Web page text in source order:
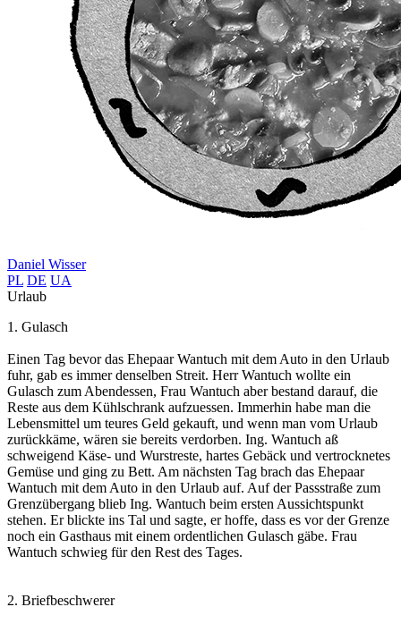
Daniel Wisser
PL DE UA
Urlaub
1. Gulasch
Einen Tag bevor das Ehepaar Wantuch mit dem Auto in den Urlaub
fuhr, gab es immer denselben Streit. Herr Wantuch wollte ein
Gulasch zum Abendessen, Frau Wantuch aber bestand darauf, die
Reste aus dem Kühlschrank aufzuessen. Immerhin habe man die
Lebensmittel um teures Geld gekauft, und wenn man vom Urlaub
zurückkäme, wären sie bereits verdorben. Ing. Wantuch aß
schweigend Käse- und Wurstreste, hartes Gebäck und vertrocknetes
Gemüse und ging zu Bett. Am nächsten Tag brach das Ehepaar
Wantuch mit dem Auto in den Urlaub auf. Auf der Passstraße zum
Grenzübergang blieb Ing. Wantuch beim ersten Aussichtspunkt
stehen. Er blickte ins Tal und sagte, er hoffe, dass es vor der Grenze
noch ein Gasthaus mit einem ordentlichen Gulasch gäbe. Frau
Wantuch schwieg für den Rest des Tages.
2. Briefbeschwerer